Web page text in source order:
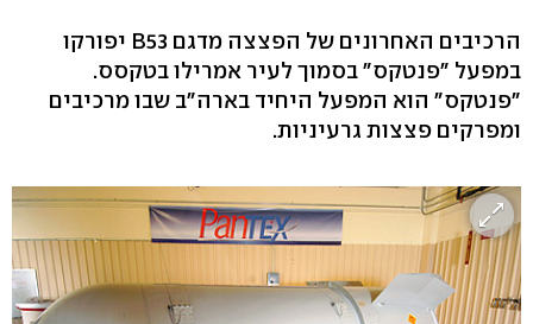
הרכיבים האחרונים של הפצצה מדגם B53 יפורקו
במפעל "פנטקס" בסמוך לעיר אמרילו בטקסס.
"פנטקס" הוא המפעל היחיד בארה"ב שבו מרכיבים
ומפרקים פצצות גרעיניות.